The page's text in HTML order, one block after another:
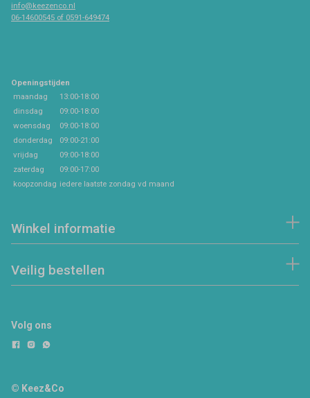
info@keezenco.nl
06-14600545 of 0591-649474
Openingstijden
maandag
13:00-18:00
dinsdag
09:00-18:00
woensdag
09:00-18:00
donderdag
09:00-21:00
vrijdag
09:00-18:00
zaterdag
09:00-17:00
koopzondag iedere laatste zondag vd maand
Winkel informatie
Veilig bestellen
Volg ons
© Keez&Co